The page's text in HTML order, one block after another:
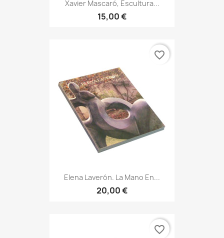
Xavier Mascaró, Escultura...
15,00 €
Elena Laverón. La Mano En...
20,00 €
favorite_border
favorite_border